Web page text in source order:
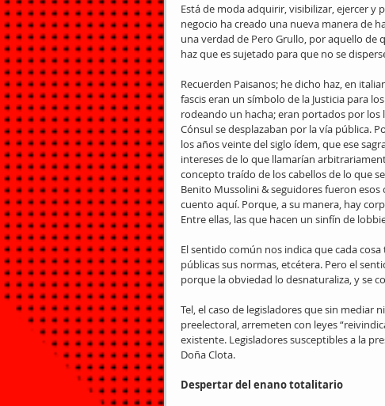
Está de moda adquirir, visibilizar, ejercer
negocio ha creado una nueva manera de
una verdad de Pero Grullo, por aquello de
haz que es sujetado para que no se
Recuerden Paisanos; he dicho haz, en
fascis eran un símbolo de la Justicia para
rodeando un hacha; eran portados por los
Cónsul se desplazaban por la vía pública.
los años veinte del siglo ídem, que ese
intereses de lo que llamarían
concepto traído de los cabellos de lo que
Benito Mussolini & seguidores fueron
cuento aquí. Porque, a su manera, hay
Entre ellas, las que hacen un sinfín de
El sentido común nos indica que cada
públicas sus normas, etcétera. Pero el
porque la obviedad lo desnaturaliza, y se
Tel, el caso de legisladores que sin mediar
preelectoral, arremeten con leyes
existente. Legisladores susceptibles a la
Doña Clota.
Despertar del enano totalitario